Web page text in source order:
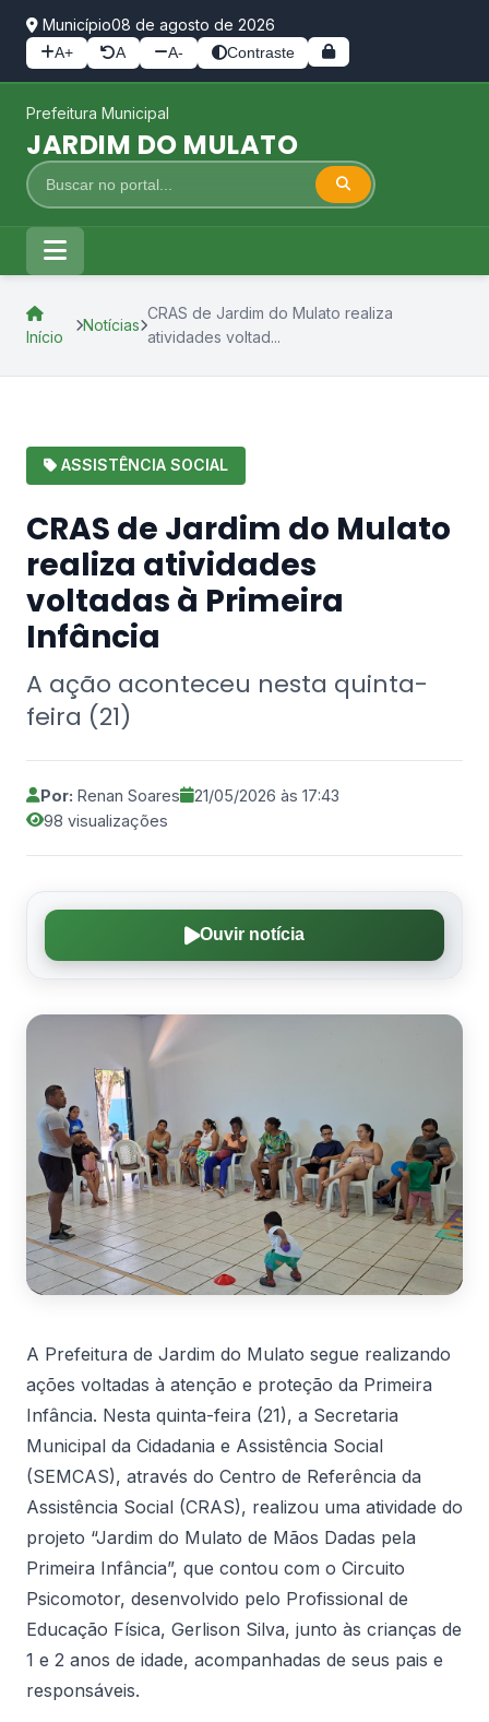
Município08 de agosto de 2026
A+ A A- Contraste
Prefeitura Municipal
JARDIM DO MULATO
Início
Notícias
CRAS de Jardim do Mulato realiza
atividades voltad...
ASSISTÊNCIA SOCIAL
CRAS de Jardim do Mulato
realiza atividades
voltadas à Primeira
Infância
A ação aconteceu nesta quinta-
feira (21)
Por: Renan Soares
21/05/2026 às 17:43
98 visualizações
Ouvir notícia
A Prefeitura de Jardim do Mulato segue realizando
ações voltadas à atenção e proteção da Primeira
Infância. Nesta quinta-feira (21), a Secretaria
Municipal da Cidadania e Assistência Social
(SEMCAS), através do Centro de Referência da
Assistência Social (CRAS), realizou uma atividade do
projeto “Jardim do Mulato de Mãos Dadas pela
Primeira Infância”, que contou com o Circuito
Psicomotor, desenvolvido pelo Profissional de
Educação Física, Gerlison Silva, junto às crianças de
1 e 2 anos de idade, acompanhadas de seus pais e
responsáveis.